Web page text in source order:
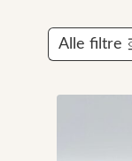
Alle filtre